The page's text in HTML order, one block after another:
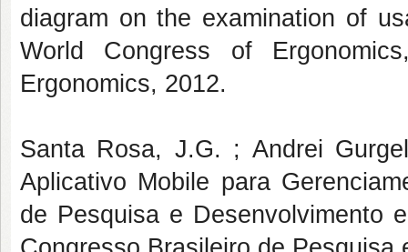
diagram on the examination of
World Congress of
Ergonomics, 2012.
Santa Rosa, J.G. ; Andrei
Aplicativo Mobile para
de Pesquisa e Desenvolvimento